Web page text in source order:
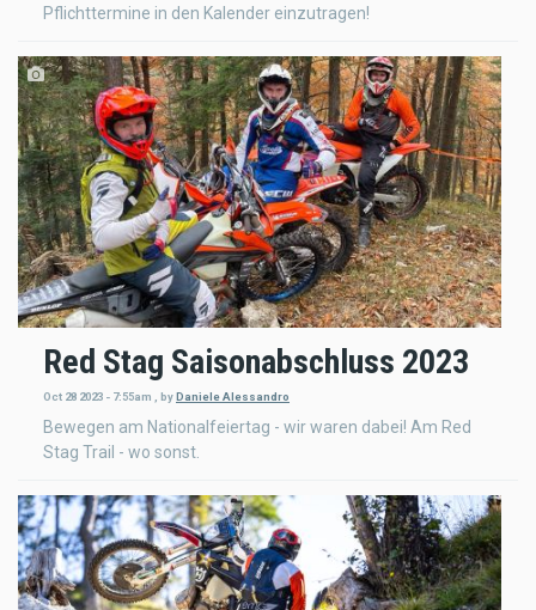
Pflichttermine in den Kalender einzutragen!
Red Stag Saisonabschluss 2023
Oct 28 2023 - 7:55am , by Daniele Alessandro
Bewegen am Nationalfeiertag - wir waren dabei! Am Red
Stag Trail - wo sonst.